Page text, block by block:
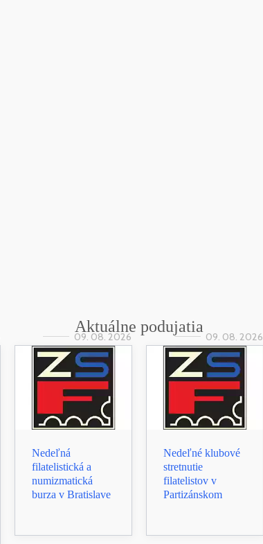
Aktuálne podujatia
09. 08. 2026
Nedeľná
filatelistická a
numizmatická
burza v Bratislave
09. 08. 2026
Nedeľné klubové
stretnutie
filatelistov v
Partizánskom